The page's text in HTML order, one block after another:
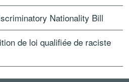
Nationality Bill
de loi qualifiée de raciste